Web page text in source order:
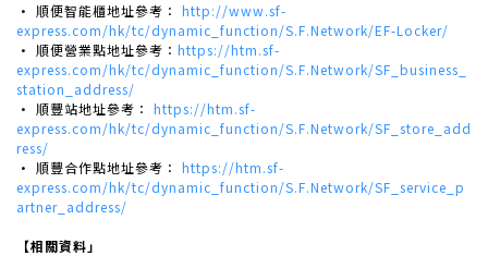
· 順便智能櫃地址參考： http://www.sf-
express.com/hk/tc/dynamic_function/S.F.Network/EF-Locker/
· 順便營業點地址參考： https://htm.sf-
express.com/hk/tc/dynamic_function/S.F.Network/SF_business_
station_address/
· 順豐站地址參考： https://htm.sf-
express.com/hk/tc/dynamic_function/S.F.Network/SF_store_add
ress/
· 順豐合作點地址參考： https://htm.sf-
express.com/hk/tc/dynamic_function/S.F.Network/SF_service_p
artner_address/
【相關資料」